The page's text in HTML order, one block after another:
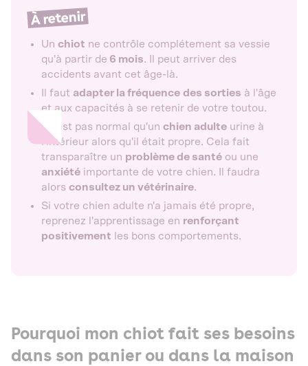
À retenir
Un chiot ne contrôle complétement sa vessie
qu'à partir de 6 mois. Il peut arriver des
accidents avant cet âge-là.
Il faut adapter la fréquence des sorties à l'âge
et aux capacités à se retenir de votre toutou.
Il n'est pas normal qu'un chien adulte urine à
l'intérieur alors qu'il était propre. Cela fait
transparaître un problème de santé ou une
anxiété importante de votre chien. Il faudra
alors consultez un vétérinaire.
Si votre chien adulte n'a jamais été propre,
reprenez l'apprentissage en renforçant
positivement les bons comportements.
Pourquoi mon chiot fait ses besoins
dans son panier ou dans la maison